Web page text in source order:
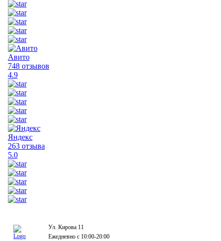
Авито
748 отзывов
4.9
Яндекс
263 отзыва
5.0
Ул. Кирова 11
Ежедневно с 10:00-20:00